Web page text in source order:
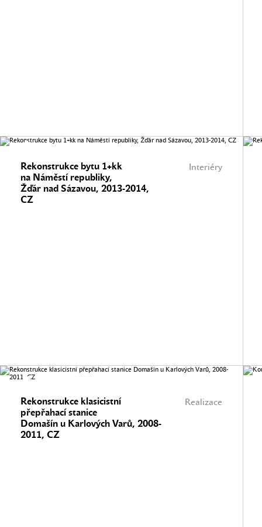
Interiéry
Rekonstrukce bytu 1+kk
na Náměstí republiky,
Žďár nad Sázavou, 2013-2014,
CZ
Realizace
Rekonstrukce klasicistní
přepřahací stanice
Domašín u Karlových Varů, 2008-
2011, CZ